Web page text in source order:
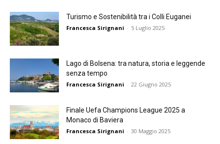
Turismo e Sostenibilità tra i Colli Euganei
Francesca Sirignani - 5 Luglio 2025
Lago di Bolsena: tra natura, storia e leggende
senza tempo
Francesca Sirignani - 22 Giugno 2025
Finale Uefa Champions League 2025 a
Monaco di Baviera
Francesca Sirignani - 30 Maggio 2025